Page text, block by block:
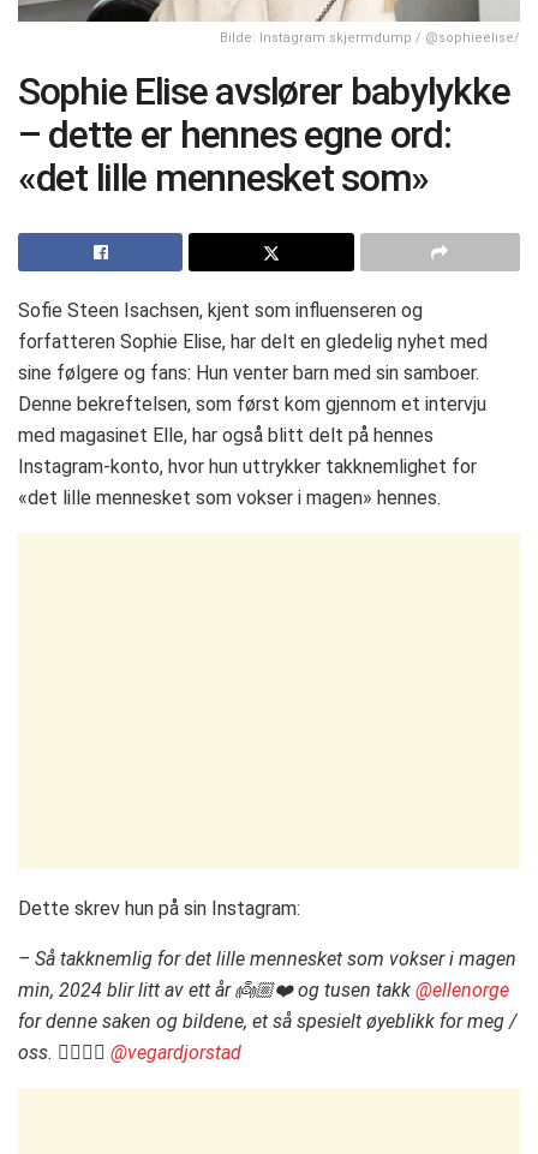
Bilde: Instagram skjermdump / @sophieelise/
Sophie Elise avslører babylykke
– dette er hennes egne ord:
«det lille mennesket som»
Sofie Steen Isachsen, kjent som influenseren og
forfatteren Sophie Elise, har delt en gledelig nyhet med
sine følgere og fans: Hun venter barn med sin samboer.
Denne bekreftelsen, som først kom gjennom et intervju
med magasinet Elle, har også blitt delt på hennes
Instagram-konto, hvor hun uttrykker takknemlighet for
«det lille mennesket som vokser i magen» hennes​​.
Dette skrev hun på sin Instagram:
– Så takknemlig for det lille mennesket som vokser i magen
min, 2024 blir litt av ett år 👼🏼❤️ og tusen takk @ellenorge
for denne saken og bildene, et så spesielt øyeblikk for meg /
oss. 👩‍❤️‍💋‍👨 @vegardjorstad